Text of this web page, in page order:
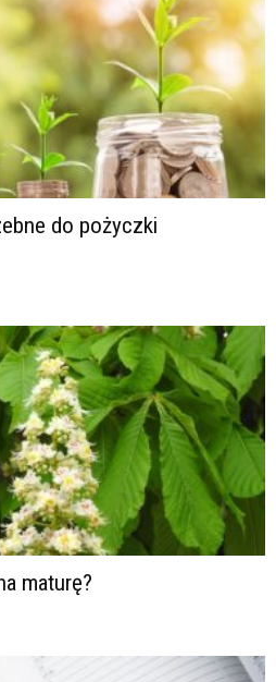
do pożyczki
maturę?